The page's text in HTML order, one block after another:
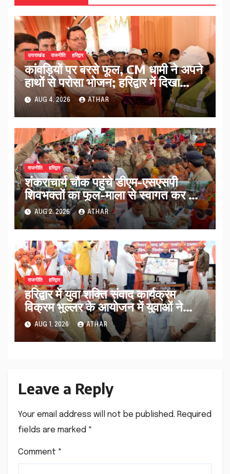
उत्तराखंड राजनीति हरिद्वार
कांवड़ियों पर बरसे फूल, CM धामी ने अपने
हाथों से परोसा भोजन; हरिद्वार में दिखा
आस्था का अद्भुत संगम…
AUG 4, 2026 ATHAR
राजनीति हरिद्वार
शंकराचार्य चौक पहुंचे डीएम-एसएसपी
शिवभक्तों का फूल-माला से स्वागत कर बांटे
फल और जूस…
AUG 2, 2026 ATHAR
राजनीति हरिद्वार
हरिद्वार में युवा शक्ति संवाद कार्यक्रम
विक्रम भुल्लर के आयोजन में युवाओं ने
मुख्यमंत्री धामी से पूछे सवाल…
AUG 1, 2026 ATHAR
Leave a Reply
Your email address will not be published. Required
fields are marked *
Comment *